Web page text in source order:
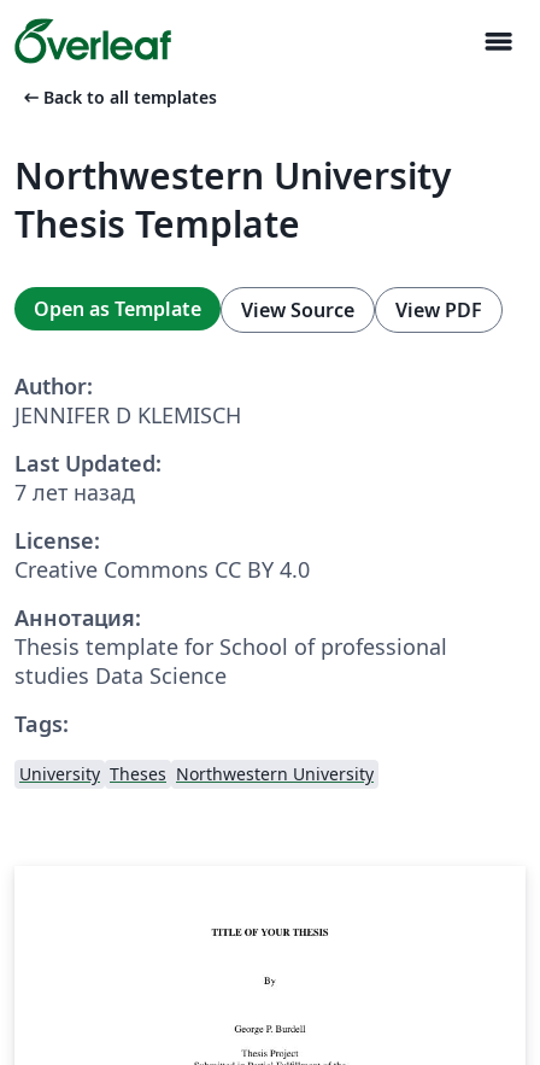
menu
arrow_left_alt Back to all templates
Northwestern University
Thesis Template
Open as Template View Source View PDF
Author:
JENNIFER D KLEMISCH
Last Updated:
7 лет назад
License:
Creative Commons CC BY 4.0
Аннотация:
Thesis template for School of professional
studies Data Science
Tags:
University Theses Northwestern University